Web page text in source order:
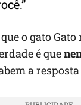
o gato
é que
a